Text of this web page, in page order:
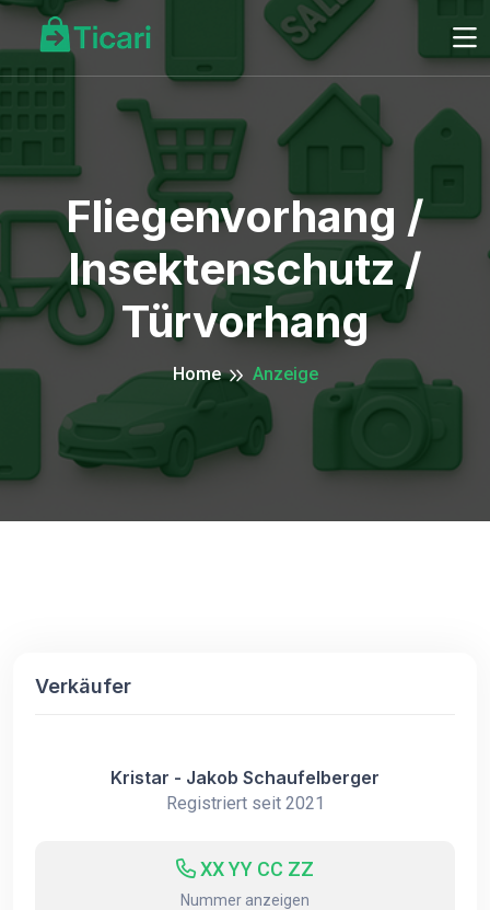
Fliegenvorhang /
Insektenschutz /
Türvorhang
Home Anzeige
Verkäufer
Kristar - Jakob Schaufelberger
Registriert seit 2021
XX YY CC ZZ
Nummer anzeigen